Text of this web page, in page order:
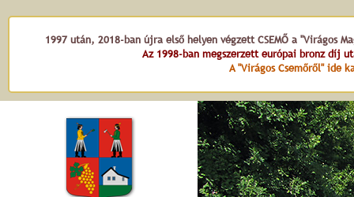
1997 után, 2018-ban újra első helyen végzett CSEMŐ a "Virágos
Az 1998-ban megszerzett európai bronz díj
A "Virágos Csemőről" ide